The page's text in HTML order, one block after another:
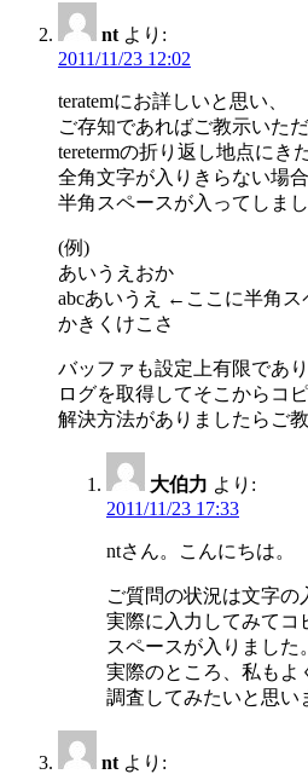
nt より:
2011/11/23 12:02
teratemにお詳しいと思い、
ご存知であればご教示いた
teretermの折り返し地点にき
全角文字が入りきらない場合
半角スペースが入ってしま
(例)
あいうえおか
abcあいうえ ←ここに半角ス
かきくけこさ
バッファも設定上有限であり
ログを取得してそこからコ
解決方法がありましたらご
大伯力 より:
2011/11/23 17:33
ntさん。こんにちは。
ご質問の状況は文字の
実際に入力してみてコ
スペースが入りました。
実際のところ、私もよ
調査してみたいと思い
nt より: